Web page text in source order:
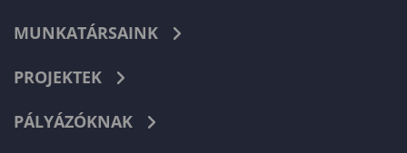
MUNKATÁRSAINK
PROJEKTEK
PÁLYÁZÓKNAK